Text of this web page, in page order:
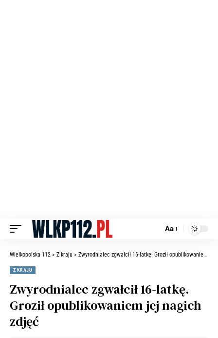
Aa
Wielkopolska 112 > Z kraju > Zwyrodnialec zgwałcił 16-latkę. Groził opublikowaniem jej nagich zdjęć
Z KRAJU
Zwyrodnialec zgwałcił 16-latkę.
Groził opublikowaniem jej nagich
zdjęć